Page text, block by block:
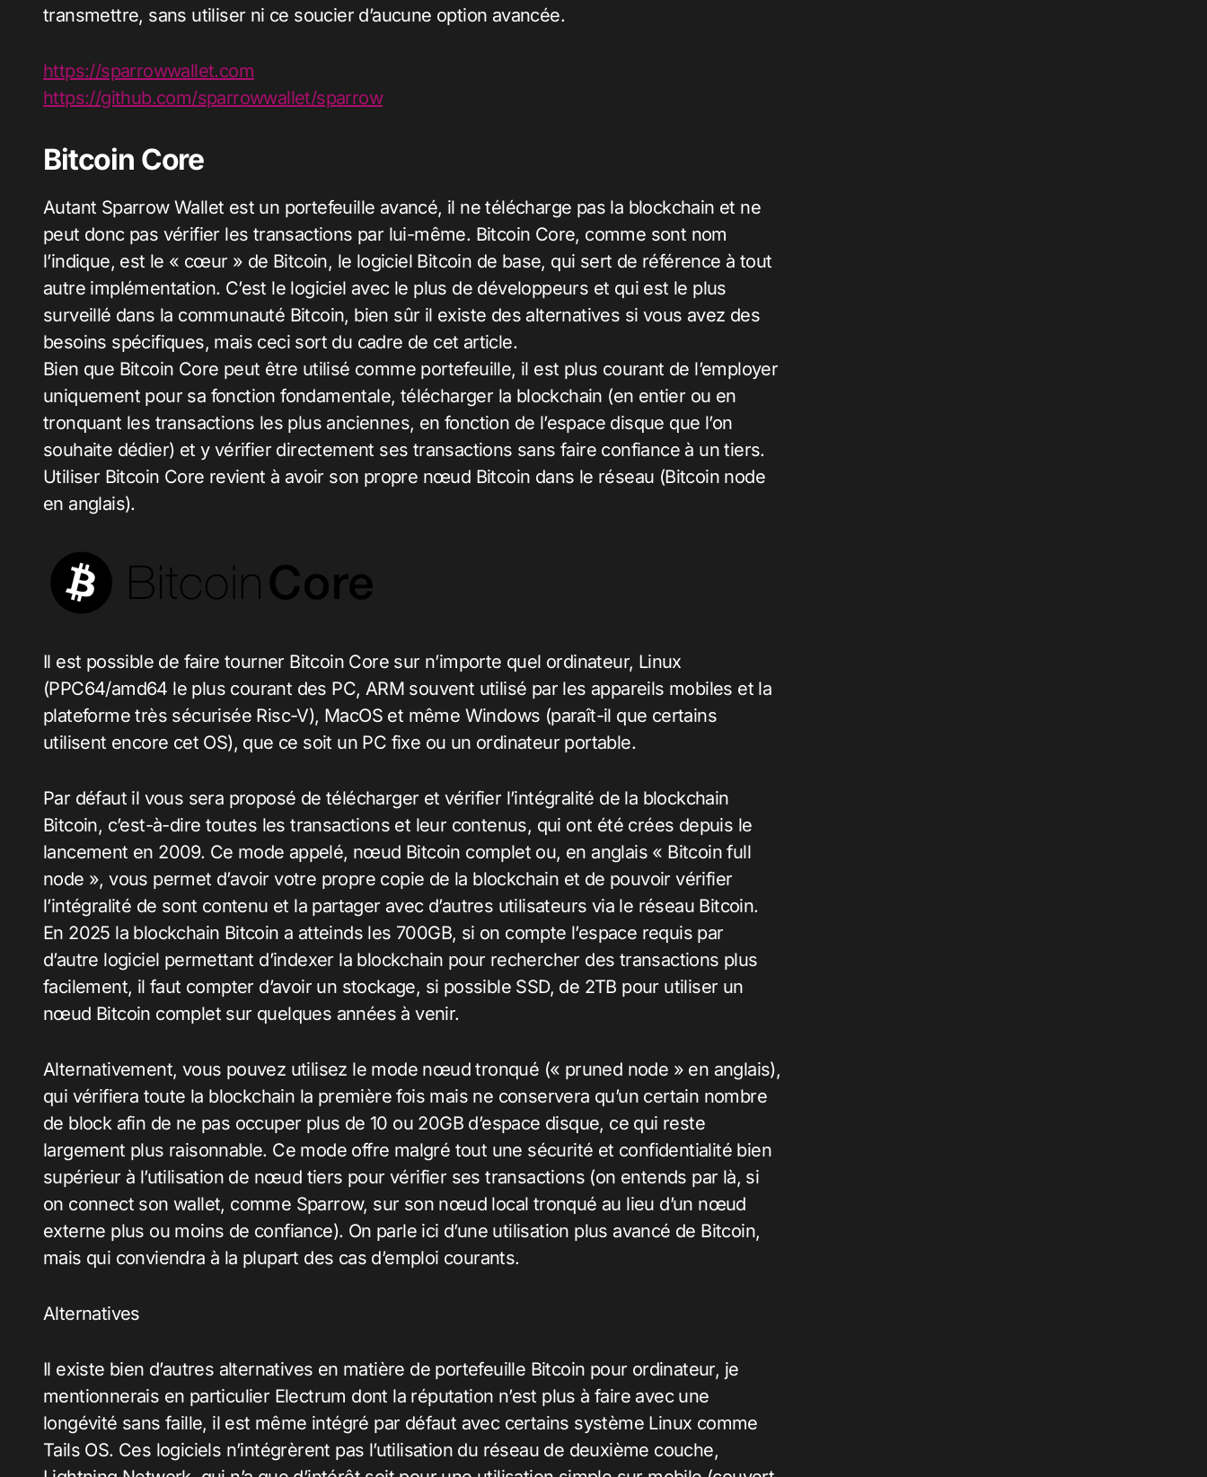
transmettre, sans utiliser ni ce soucier d’aucune option avancée.
https://sparrowwallet.com
https://github.com/sparrowwallet/sparrow
Bitcoin Core
Autant Sparrow Wallet est un portefeuille avancé, il ne télécharge pas la blockchain et ne
peut donc pas vérifier les transactions par lui-même. Bitcoin Core, comme sont nom
l’indique, est le « cœur » de Bitcoin, le logiciel Bitcoin de base, qui sert de référence à tout
autre implémentation. C’est le logiciel avec le plus de développeurs et qui est le plus
surveillé dans la communauté Bitcoin, bien sûr il existe des alternatives si vous avez des
besoins spécifiques, mais ceci sort du cadre de cet article.
Bien que Bitcoin Core peut être utilisé comme portefeuille, il est plus courant de l’employer
uniquement pour sa fonction fondamentale, télécharger la blockchain (en entier ou en
tronquant les transactions les plus anciennes, en fonction de l’espace disque que l’on
souhaite dédier) et y vérifier directement ses transactions sans faire confiance à un tiers.
Utiliser Bitcoin Core revient à avoir son propre nœud Bitcoin dans le réseau (Bitcoin node
en anglais).
Il est possible de faire tourner Bitcoin Core sur n’importe quel ordinateur, Linux
(PPC64/amd64 le plus courant des PC, ARM souvent utilisé par les appareils mobiles et la
plateforme très sécurisée Risc-V), MacOS et même Windows (paraît-il que certains
utilisent encore cet OS), que ce soit un PC fixe ou un ordinateur portable.
Par défaut il vous sera proposé de télécharger et vérifier l’intégralité de la blockchain
Bitcoin, c’est-à-dire toutes les transactions et leur contenus, qui ont été crées depuis le
lancement en 2009. Ce mode appelé, nœud Bitcoin complet ou, en anglais « Bitcoin full
node », vous permet d’avoir votre propre copie de la blockchain et de pouvoir vérifier
l’intégralité de sont contenu et la partager avec d’autres utilisateurs via le réseau Bitcoin.
En 2025 la blockchain Bitcoin a atteinds les 700GB, si on compte l’espace requis par
d’autre logiciel permettant d’indexer la blockchain pour rechercher des transactions plus
facilement, il faut compter d’avoir un stockage, si possible SSD, de 2TB pour utiliser un
nœud Bitcoin complet sur quelques années à venir.
Alternativement, vous pouvez utilisez le mode nœud tronqué (« pruned node » en anglais),
qui vérifiera toute la blockchain la première fois mais ne conservera qu’un certain nombre
de block afin de ne pas occuper plus de 10 ou 20GB d’espace disque, ce qui reste
largement plus raisonnable. Ce mode offre malgré tout une sécurité et confidentialité bien
supérieur à l’utilisation de nœud tiers pour vérifier ses transactions (on entends par là, si
on connect son wallet, comme Sparrow, sur son nœud local tronqué au lieu d’un nœud
externe plus ou moins de confiance). On parle ici d’une utilisation plus avancé de Bitcoin,
mais qui conviendra à la plupart des cas d’emploi courants.
Alternatives
Il existe bien d’autres alternatives en matière de portefeuille Bitcoin pour ordinateur, je
mentionnerais en particulier Electrum dont la réputation n’est plus à faire avec une
longévité sans faille, il est même intégré par défaut avec certains système Linux comme
Tails OS. Ces logiciels n’intégrèrent pas l’utilisation du réseau de deuxième couche,